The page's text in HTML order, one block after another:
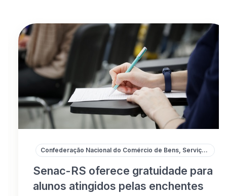
Confederação Nacional do Comércio de Bens, Serviços e Turismo
Senac-RS oferece gratuidade para
alunos atingidos pelas enchentes